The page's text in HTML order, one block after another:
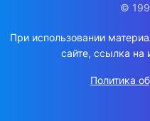
©
При использовании
сайте, ссылка на
Политика